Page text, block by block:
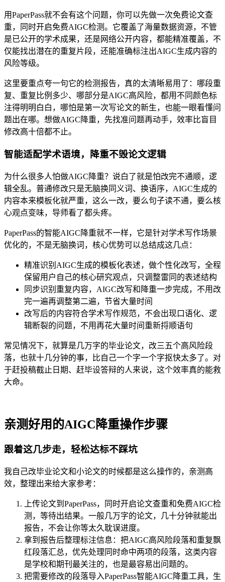
用PaperPass就不会有这个问题，你可以先做一次免费论文查
重，同时开启免费AIGC检测。它覆盖了海量数据资源，不管
是已公开的学术成果，还是网络公开内容，都能精准覆盖，不
仅能找出潜在的重复片段，还能准确标注出AIGC生成内容的
风险等级。
这里要重点夸一句它的检测报告，真的太清晰易用了：哪段重
复、重复比例多少、哪部分是AIGC高风险，都用不同颜色标
注得明明白白，哪怕是第一次写论文的新生，也能一眼看懂问
题出在哪。想做AIGC降重，先找准问题再动手，效率比盲目
修改高十倍都不止。
智能适配学术语境，降重不毁论文逻辑
为什么很多人怕做AIGC降重？说白了就是怕改完不通顺，逻
辑全乱。普通修改只是无脑换同义词、换语序，AIGC生成的
内容本来模板化就严重，这么一改，要么句子读不通，要么核
心观点变味，导师看了都头疼。
PaperPass的智能AIGC降重就不一样，它是针对学术写作场景
优化的，不是无脑换词，核心优势可以总结成这几点：
精准识别AIGC生成的模板化表述，做个性化改写，全程
保留用户自己的核心研究观点，只调整雷同的表述结构
同步识别重复内容，AIGC改写和降重一步完成，不用改
完一遍再调整第二遍，节省大量时间
改写后的内容符合学术写作规范，不会出现口语化、逻
辑断裂的问题，不用再花大量时间重新捋顺语句
常见情况下，就算是几万字的毕业论文，改三五个高风险段
落，也就十几分钟的事，比自己一个字一个字抠快太多了。对
于赶投稿截止日期、赶毕设答辩的人来说，这个效率真的能救
大命。
亲测好用的AIGC降重操作步骤
跟着这几步走，轻松达标不踩坑
我自己改毕业论文和小论文的时候都是这么操作的，亲测高
效，整理出来给大家参考：
上传论文到PaperPass，同时开启论文查重和免费AIGC检
测，等待出结果。一般几万字的论文，几十分钟就能出
报告，不会让你等太久耽误进度。
拿到报告后整理标注信息：把AIGC高风险段落和重复飘
红段落汇总，优先处理同时命中两项的段落，这类内容
是学校和期刊最关注的，也是最容易出问题的。
把需要修改的段落导入PaperPass智能AIGC降重工具，生